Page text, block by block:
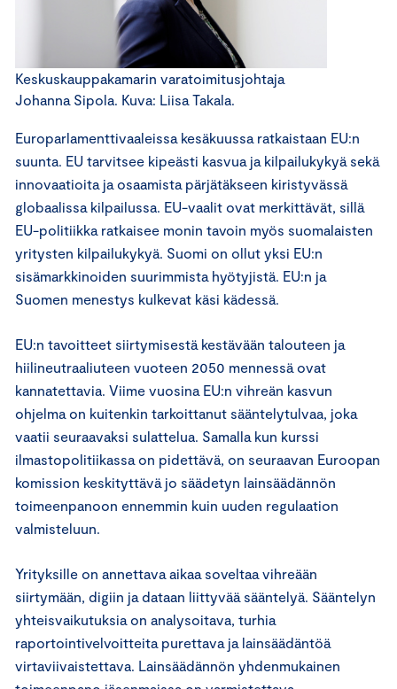
Keskuskauppakamarin varatoimitusjohtaja
Johanna Sipola. Kuva: Liisa Takala.
Europarlamenttivaaleissa kesäkuussa ratkaistaan EU:n
suunta. EU tarvitsee kipeästi kasvua ja kilpailukykyä sekä
innovaatioita ja osaamista pärjätäkseen kiristyvässä
globaalissa kilpailussa. EU-vaalit ovat merkittävät, sillä
EU-politiikka ratkaisee monin tavoin myös suomalaisten
yritysten kilpailukykyä. Suomi on ollut yksi EU:n
sisämarkkinoiden suurimmista hyötyjistä. EU:n ja
Suomen menestys kulkevat käsi kädessä.
EU:n tavoitteet siirtymisestä kestävään talouteen ja
hiilineutraaliuteen vuoteen 2050 mennessä ovat
kannatettavia. Viime vuosina EU:n vihreän kasvun
ohjelma on kuitenkin tarkoittanut sääntelytulvaa, joka
vaatii seuraavaksi sulattelua. Samalla kun kurssi
ilmastopolitiikassa on pidettävä, on seuraavan Euroopan
komission keskityttävä jo säädetyn lainsäädännön
toimeenpanoon ennemmin kuin uuden regulaation
valmisteluun.
Yrityksille on annettava aikaa soveltaa vihreään
siirtymään, digiin ja dataan liittyvää sääntelyä. Sääntelyn
yhteisvaikutuksia on analysoitava, turhia
raportointivelvoitteita purettava ja lainsäädäntöä
virtaviivaistettava. Lainsäädännön yhdenmukainen